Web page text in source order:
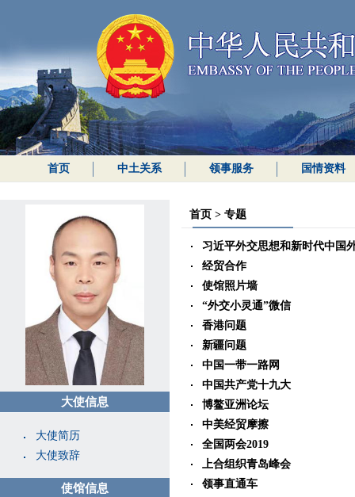
首页 中土关系 领事服务 国情资料
大使信息
大使简历
大使致辞
使馆信息
首页 > 专题
习近平外交思想和新时代中国
经贸合作
使馆照片墙
“外交小灵通”微信
香港问题
新疆问题
中国一带一路网
中国共产党十九大
博鳌亚洲论坛
中美经贸摩擦
全国两会2019
上合组织青岛峰会
领事直通车